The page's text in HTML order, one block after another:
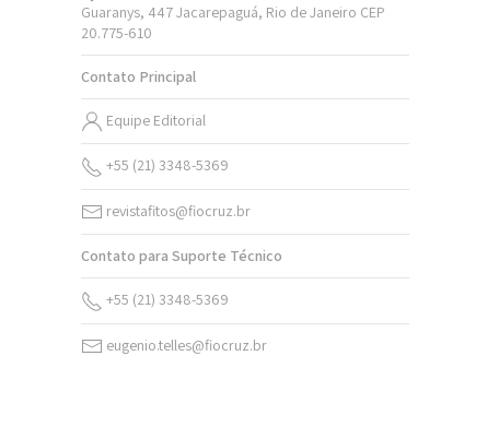
Guaranys, 447 Jacarepaguá, Rio de Janeiro CEP
20.775-610
Contato Principal
Equipe Editorial
+55 (21) 3348-5369
revistafitos@fiocruz.br
Contato para Suporte Técnico
+55 (21) 3348-5369
eugenio.telles@fiocruz.br